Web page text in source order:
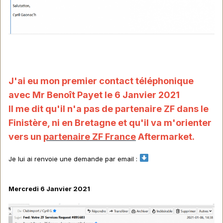
J'ai eu mon premier contact téléphonique
avec Mr Benoît Payet le 6 Janvier 2021
Il me dit qu'il n'a pas de partenaire ZF dans le
Finistère, ni en Bretagne et qu'il va m'orienter
vers un partenaire ZF FranceAftermarket.
Je lui ai renvoie une demande par email :
Mercredi 6 Janvier 2021